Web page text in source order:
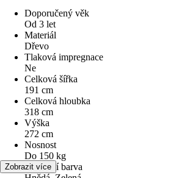
Doporučený věk
Od 3 let
Materiál
Dřevo
Tlaková impregnace
Ne
Celková šířka
191 cm
Celková hloubka
318 cm
Výška
272 cm
Nosnost
Do 150 kg
Základní barva
Zobrazit více